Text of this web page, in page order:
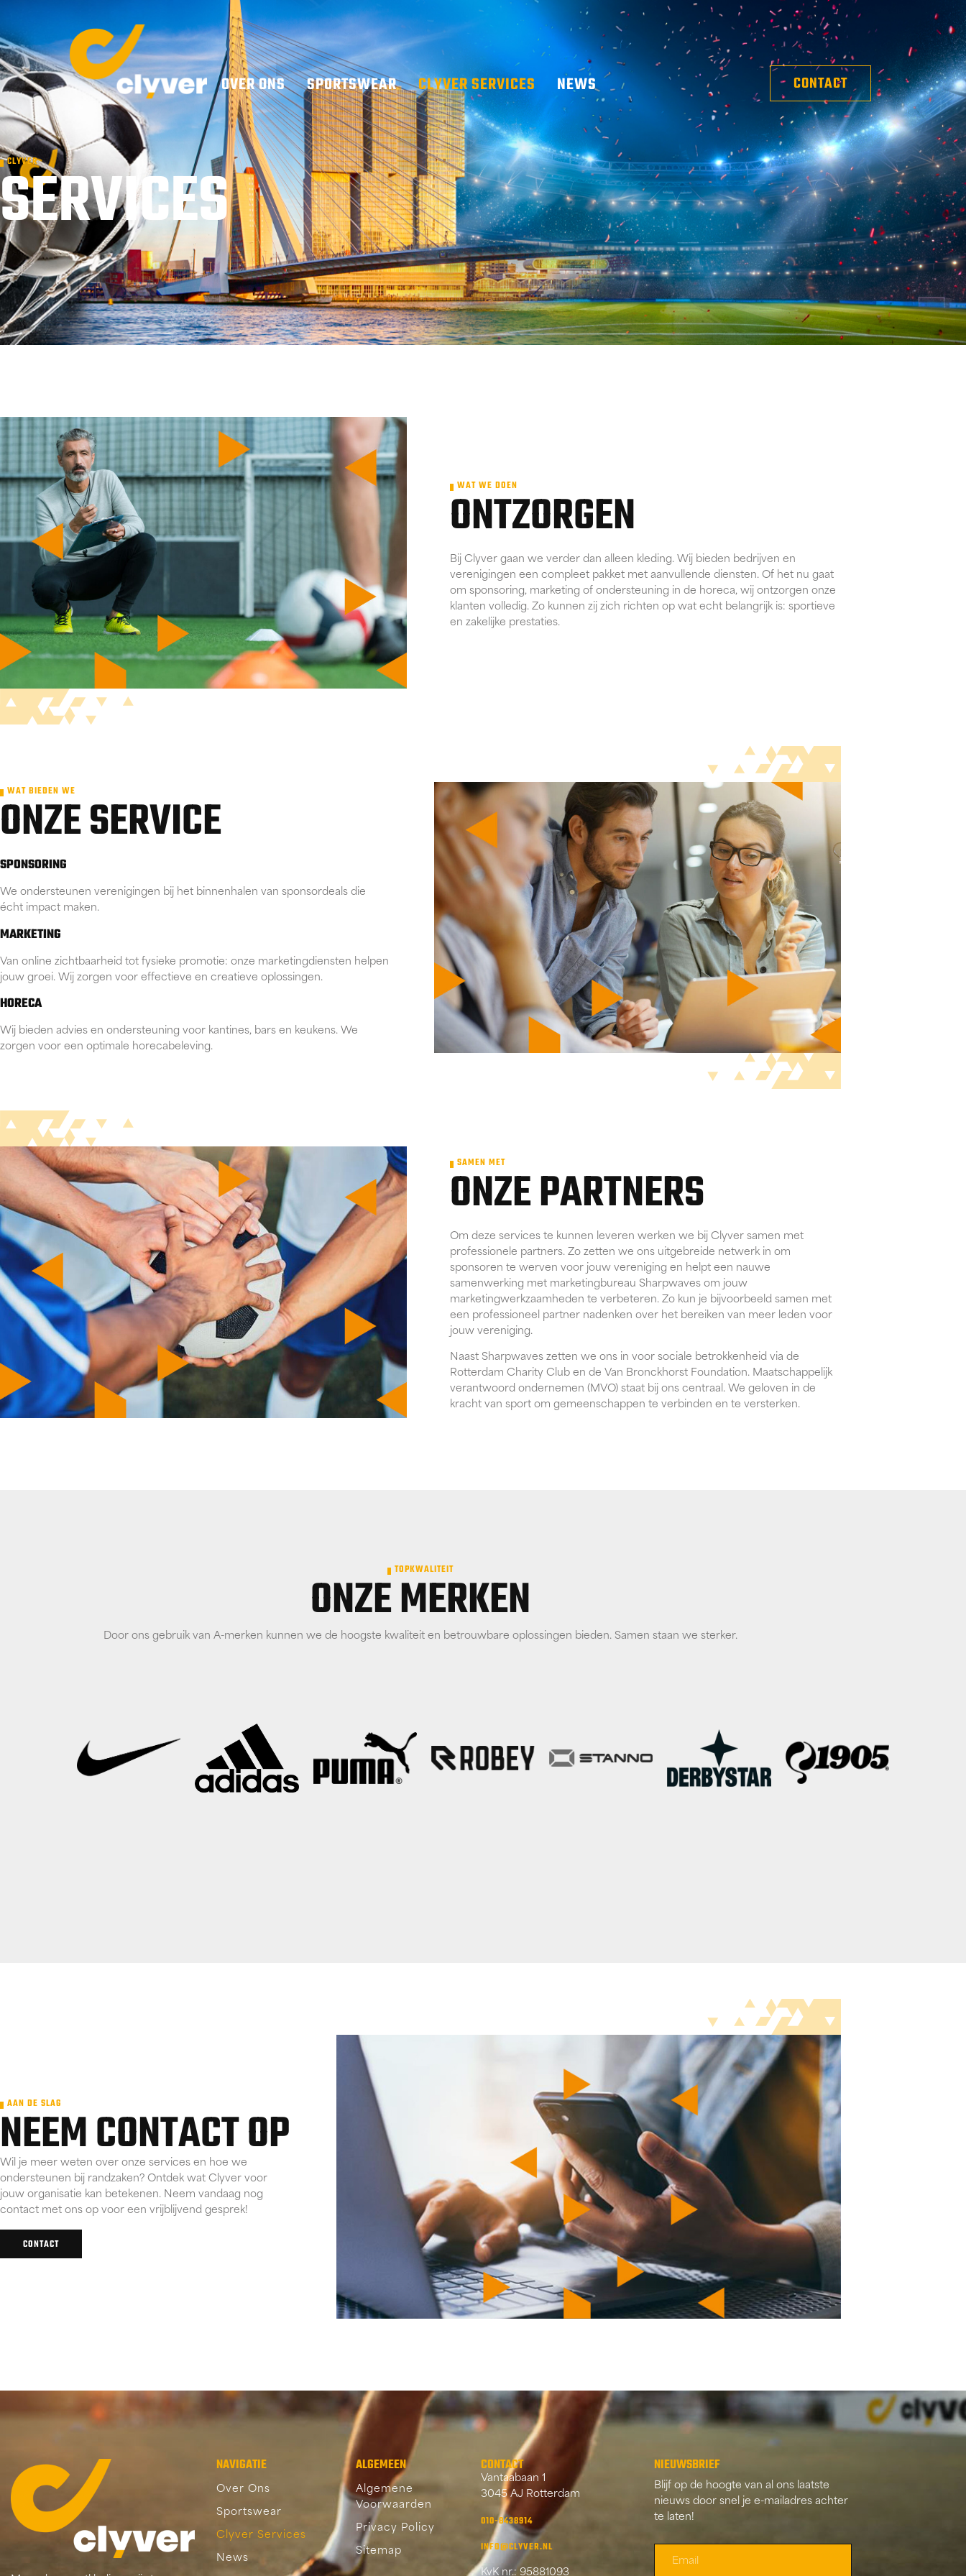
OVER ONS SPORTSWEAR CLYVER SERVICES NEWS CONTACT
CLYVER
SERVICES
WAT WE DOEN
ONTZORGEN
Bij Clyver gaan we verder dan alleen kleding. Wij bieden bedrijven en
verenigingen een compleet pakket met aanvullende diensten. Of het nu gaat
om sponsoring, marketing of ondersteuning in de horeca, wij ontzorgen onze
klanten volledig. Zo kunnen zij zich richten op wat echt belangrijk is: sportieve
en zakelijke prestaties.
WAT BIEDEN WE
ONZE SERVICE
SPONSORING
We ondersteunen verenigingen bij het binnenhalen van sponsordeals die
écht impact maken.
MARKETING
Van online zichtbaarheid tot fysieke promotie: onze marketingdiensten helpen
jouw groei. Wij zorgen voor effectieve en creatieve oplossingen.
HORECA
Wij bieden advies en ondersteuning voor kantines, bars en keukens. We
zorgen voor een optimale horecabeleving.
SAMEN MET
ONZE PARTNERS
Om deze services te kunnen leveren werken we bij Clyver samen met
professionele partners. Zo zetten we ons uitgebreide netwerk in om
sponsoren te werven voor jouw vereniging en helpt een nauwe
samenwerking met marketingbureau Sharpwaves om jouw
marketingwerkzaamheden te verbeteren. Zo kun je bijvoorbeeld samen met
een professioneel partner nadenken over het bereiken van meer leden voor
jouw vereniging.
Naast Sharpwaves zetten we ons in voor sociale betrokkenheid via de
Rotterdam Charity Club en de Van Bronckhorst Foundation. Maatschappelijk
verantwoord ondernemen (MVO) staat bij ons centraal. We geloven in de
kracht van sport om gemeenschappen te verbinden en te versterken.
TOPKWALITEIT
ONZE MERKEN
Door ons gebruik van A-merken kunnen we de hoogste kwaliteit en betrouwbare oplossingen bieden. Samen staan we sterker.
AAN DE SLAG
NEEM CONTACT OP
Wil je meer weten over onze services en hoe we
ondersteunen bij randzaken? Ontdek wat Clyver voor
jouw organisatie kan betekenen. Neem vandaag nog
contact met ons op voor een vrijblijvend gesprek!
CONTACT
NAVIGATIE
Over Ons
Sportswear
Clyver Services
News
ALGEMEEN
Algemene
Voorwaarden
Privacy Policy
Sitemap
CONTACT
Vantaabaan 1
3045 AJ Rotterdam
010-8438914
INFO@CLYVER.NL
KvK nr.: 95881093
NIEUWSBRIEF
Blijf op de hoogte van al ons laatste
nieuws door snel je e-mailadres achter
te laten!